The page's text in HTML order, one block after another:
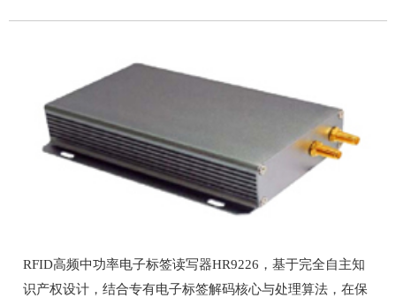
RFID高频中功率电子标签读写器HR9226，基于完全自主知
识产权设计，结合专有电子标签解码核心与处理算法，在保